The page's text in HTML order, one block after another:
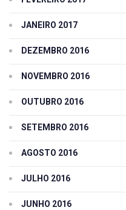
JANEIRO 2017
DEZEMBRO 2016
NOVEMBRO 2016
OUTUBRO 2016
SETEMBRO 2016
AGOSTO 2016
JULHO 2016
JUNHO 2016